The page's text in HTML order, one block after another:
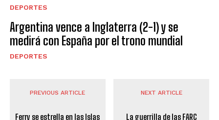
DEPORTES
Argentina vence a Inglaterra (2-1) y se
medirá con España por el trono mundial
DEPORTES
PREVIOUS ARTICLE
Ferry se estrella en las Islas
NEXT ARTICLE
La guerrilla de las FARC